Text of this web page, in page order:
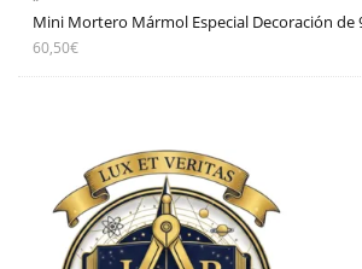
Mini Mortero Mármol Especial Decoración de
60,50€